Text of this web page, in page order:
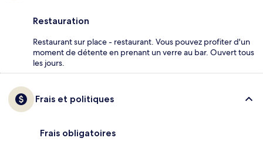
Restauration
Restaurant sur place - restaurant. Vous pouvez profiter d'un
moment de détente en prenant un verre au bar. Ouvert tous
les jours.
Frais et politiques
Frais obligatoires